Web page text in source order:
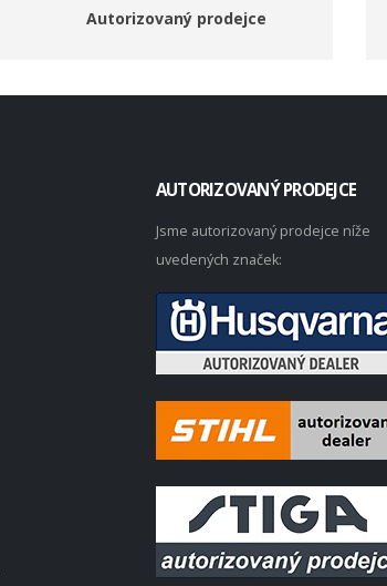
Autorizovaný prodejce
AUTORIZOVANÝ PRODEJCE
Jsme autorizovaný prodejce níže
uvedených značek: